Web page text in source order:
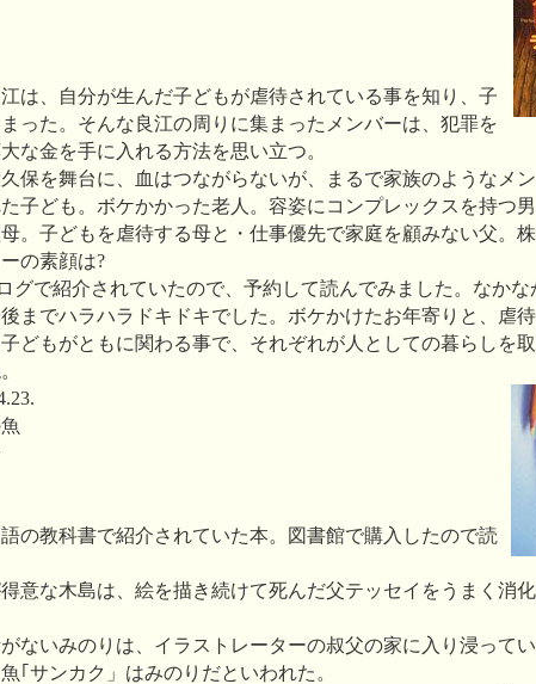
は、自分が生んだ子どもが虐待されている事を知り、子
った。そんな良江の周りに集まったメンバーは、犯罪を
な金を手に入れる方法を思い立つ。
保を舞台に、血はつながらないが、まるで家族のようなメ
子ども。ボケかかった老人。容姿にコンプレックスを持つ
。子どもを虐待する母と・仕事優先で家庭を顧みない父。
の素顔は?
グで紹介されていたので、予約して読んでみました。なかな
までハラハラドキドキでした。ボケかけたお年寄りと、虐
どもがともに関わる事で、それぞれが人としての暮らしを
の教科書で紹介されていた本。図書館で購入したので読
意な木島は、絵を描き続けて死んだ父テッセイをうまく消
ないみのりは、イラストレーターの叔父の家に入り浸って
｢サンカク」はみのりだといわれた。